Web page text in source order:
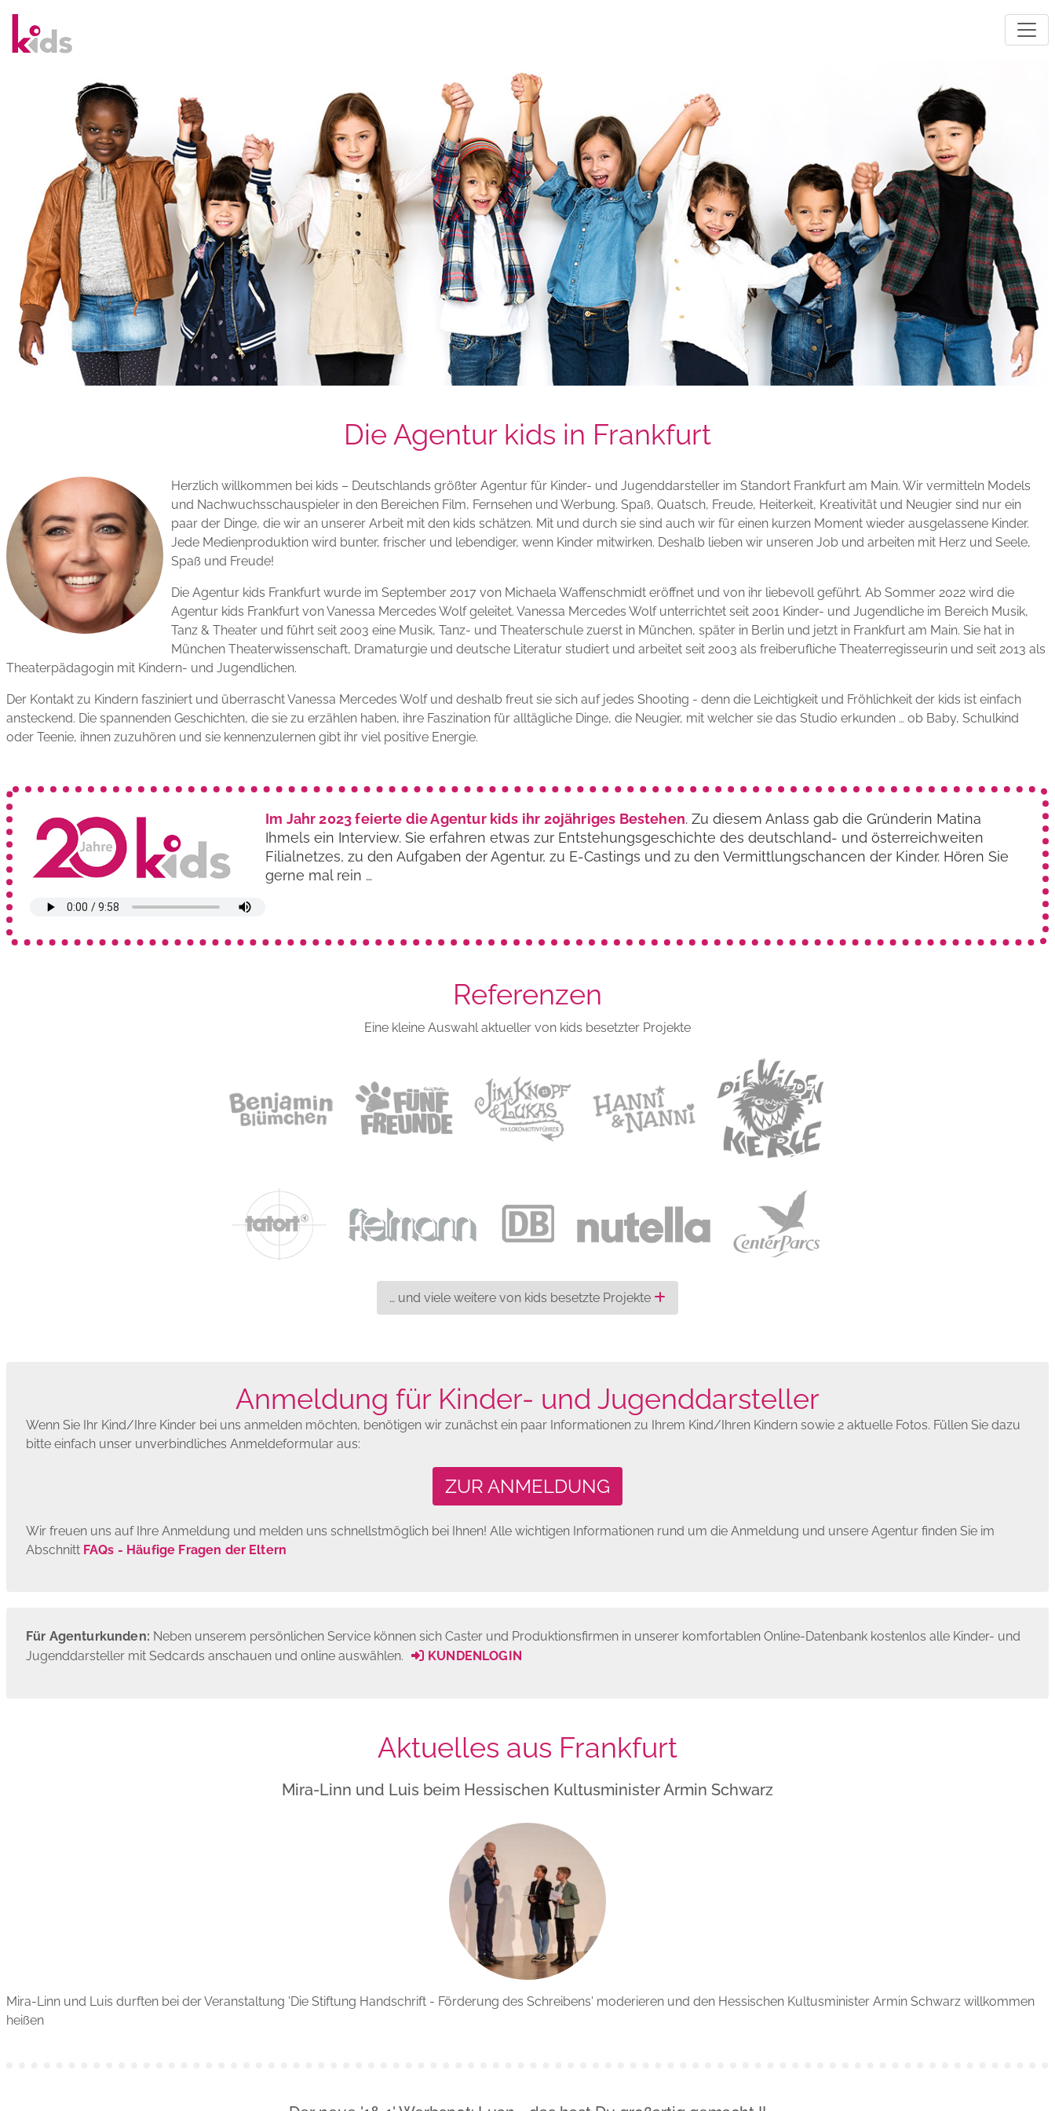
Die Agentur kids in Frankfurt
Herzlich willkommen bei kids – Deutschlands größter Agentur für Kinder- und Jugenddarsteller im Standort Frankfurt am Main. Wir vermitteln Models
und Nachwuchs­schauspieler in den Bereichen Film, Fernsehen und Werbung. Spaß, Quatsch, Freude, Heiterkeit, Kreativität und Neugier sind nur ein
paar der Dinge, die wir an unserer Arbeit mit den kids schätzen. Mit und durch sie sind auch wir für einen kurzen Moment wieder ausgelassene Kinder.
Jede Medien­produktion wird bunter, frischer und lebendiger, wenn Kinder mitwirken. Deshalb lieben wir unseren Job und arbeiten mit Herz und Seele,
Spaß und Freude!
Die Agentur kids Frankfurt wurde im September 2017 von Michaela Waffenschmidt eröffnet und von ihr liebevoll geführt. Ab Sommer 2022 wird die
Agentur kids Frankfurt von Vanessa Mercedes Wolf geleitet. Vanessa Mercedes Wolf unterrichtet seit 2001 Kinder- und Jugendliche im Bereich Musik,
Tanz & Theater und führt seit 2003 eine Musik, Tanz- und Theater­schule zuerst in München, später in Berlin und jetzt in Frankfurt am Main. Sie hat in
München Theater­wissenschaft, Dramaturgie und deutsche Literatur studiert und arbeitet seit 2003 als freiberufliche Theaterregisseurin und seit 2013 als
Theater­pädagogin mit Kindern- und Jugendlichen.
Der Kontakt zu Kindern fasziniert und überrascht Vanessa Mercedes Wolf und deshalb freut sie sich auf jedes Shooting - denn die Leichtigkeit und Fröhlichkeit der kids ist einfach
ansteckend. Die spannenden Geschichten, die sie zu erzählen haben, ihre Faszination für alltägliche Dinge, die Neugier, mit welcher sie das Studio erkunden … ob Baby, Schulkind
oder Teenie, ihnen zuzuhören und sie kennen­zulernen gibt ihr viel positive Energie.
Im Jahr 2023 feierte die Agentur kids ihr 20jähriges Bestehen. Zu diesem Anlass gab die Gründerin Matina
Ihmels ein Interview. Sie erfahren etwas zur Entstehungs­geschichte des deutschland- und österreich­weiten
Filialnetzes, zu den Aufgaben der Agentur, zu E-Castings und zu den Vermittlungs­chancen der Kinder. Hören Sie
gerne mal rein …
Referenzen
Eine kleine Auswahl aktueller von kids besetzter Projekte
… und viele weitere von kids besetzte Projekte
Anmeldung für Kinder- und Jugenddarsteller
Wenn Sie Ihr Kind/Ihre Kinder bei uns anmelden möchten, benötigen wir zunächst ein paar Informationen zu Ihrem Kind/Ihren Kindern sowie 2 aktuelle Fotos. Füllen Sie dazu
bitte einfach unser unverbindliches Anmeldeformular aus:
ZUR ANMELDUNG
Wir freuen uns auf Ihre Anmeldung und melden uns schnellstmöglich bei Ihnen! Alle wichtigen Informationen rund um die Anmeldung und unsere Agentur finden Sie im
Abschnitt FAQs - Häufige Fragen der Eltern
Für Agenturkunden: Neben unserem persönlichen Service können sich Caster und Produktions­firmen in unserer komfortablen Online-Datenbank kosten­los alle Kinder- und
Jugend­darsteller mit Sedcards anschauen und online auswählen.
KUNDENLOGIN
Aktuelles aus Frankfurt
Mira-Linn und Luis beim Hessischen Kultusminister Armin Schwarz
Mira-Linn und Luis durften bei der Veranstaltung 'Die Stiftung Handschrift - Förderung des Schreibens' moderieren und den Hessischen Kultusminister Armin Schwarz willkommen
heißen